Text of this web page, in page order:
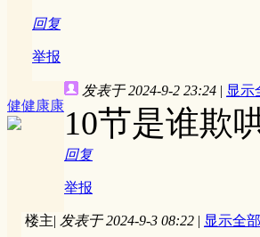
回复
举报
健健康康
发表于 2024-9-2 23:24 | 显示
10节是谁欺
回复
举报
楼主| 发表于 2024-9-3 08:22 | 显示全